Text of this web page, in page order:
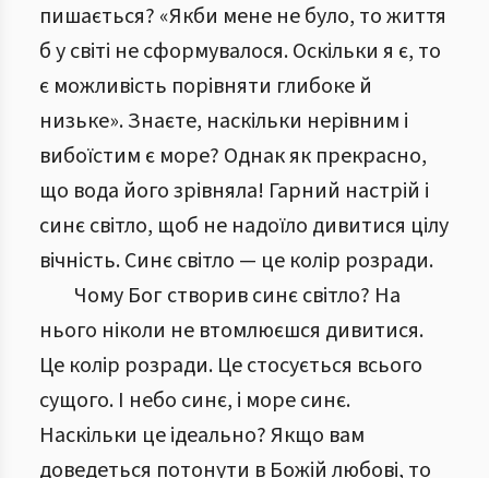
пишається? «Якби мене не було, то життя
б у світі не сформувалося. Оскільки я є, то
є можливість порівняти глибоке й
низьке». Знаєте, наскільки нерівним і
вибоїстим є море? Однак як прекрасно,
що вода його зрівняла! Гарний настрій і
синє світло, щоб не надоїло дивитися цілу
вічність. Синє світло — це колір розради.
Чому Бог створив синє світло? На
нього ніколи не втомлюєшся дивитися.
Це колір розради. Це стосується всього
сущого. І небо синє, і море синє.
Наскільки це ідеально? Якщо вам
доведеться потонути в Божій любові, то